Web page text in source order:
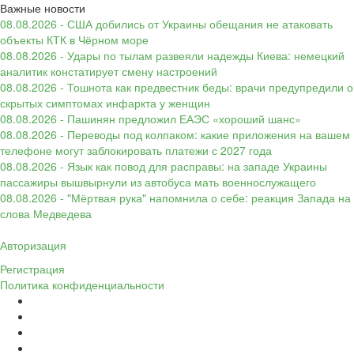
Важные новости
08.08.2026 - США добились от Украины обещания не атаковать
объекты КТК в Чёрном море
08.08.2026 - Удары по тылам развеяли надежды Киева: немецкий
аналитик констатирует смену настроений
08.08.2026 - Тошнота как предвестник беды: врачи предупредили о
скрытых симптомах инфаркта у женщин
08.08.2026 - Пашинян предложил ЕАЭС «хороший шанс»
08.08.2026 - Переводы под колпаком: какие приложения на вашем
телефоне могут заблокировать платежи с 2027 года
08.08.2026 - Язык как повод для расправы: на западе Украины
пассажиры вышвырнули из автобуса мать военнослужащего
08.08.2026 - "Мёртвая рука" напомнила о себе: реакция Запада на
слова Медведева
Авторизация
Регистрация
Политика конфиденциальности